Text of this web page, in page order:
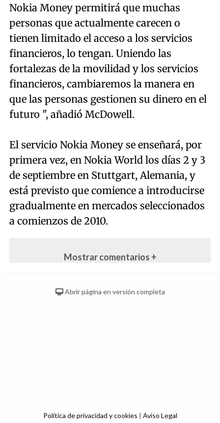
Nokia Money permitirá que muchas
personas que actualmente carecen o
tienen limitado el acceso a los servicios
financieros, lo tengan. Uniendo las
fortalezas de la movilidad y los servicios
financieros, cambiaremos la manera en
que las personas gestionen su dinero en el
futuro ", añadió McDowell.
El servicio Nokia Money se enseñará, por
primera vez, en Nokia World los días 2 y 3
de septiembre en Stuttgart, Alemania, y
está previsto que comience a introducirse
gradualmente en mercados seleccionados
a comienzos de 2010.
Mostrar comentarios +
Abrir página en versión completa
Política de privacidad y cookies | Aviso Legal